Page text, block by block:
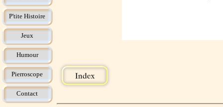
P'tite Histoire
Jeux
Humour
Pierroscope
Contact